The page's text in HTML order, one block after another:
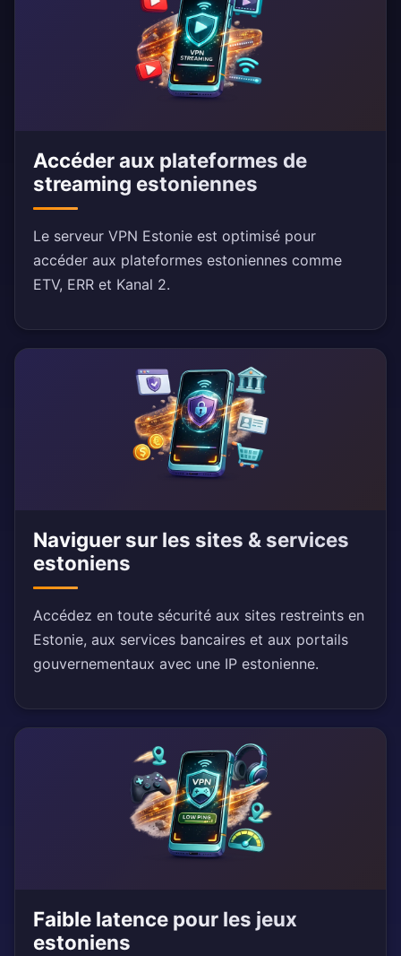
Accéder aux plateformes de
streaming estoniennes
Le serveur VPN Estonie est optimisé pour
accéder aux plateformes estoniennes comme
ETV, ERR et Kanal 2.
Naviguer sur les sites & services
estoniens
Accédez en toute sécurité aux sites restreints en
Estonie, aux services bancaires et aux portails
gouvernementaux avec une IP estonienne.
Faible latence pour les jeux
estoniens